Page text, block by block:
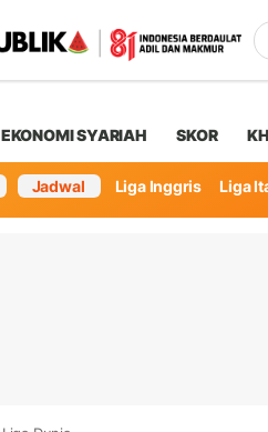
EKONOMI SYARIAH SKOR
Jadwal Liga Inggris Liga